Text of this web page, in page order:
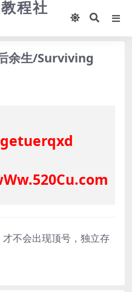
程社
余生/Surviving
不会出现顶号，独立存